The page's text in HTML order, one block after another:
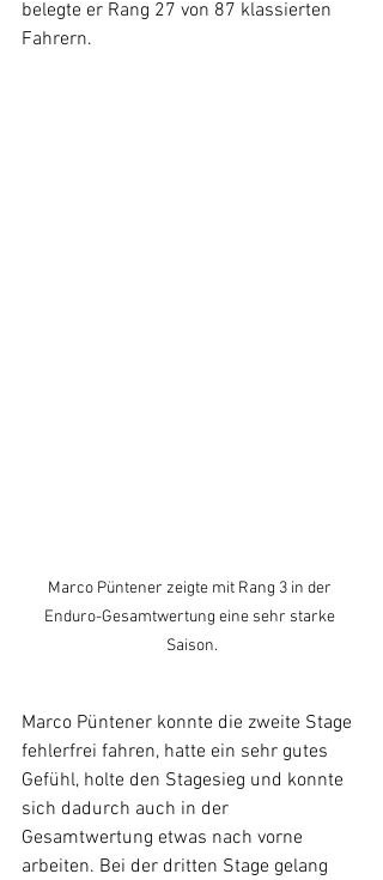
belegte er Rang 27 von 87 klassierten
Fahrern.
Marco Püntener zeigte mit Rang 3 in der
Enduro-Gesamtwertung eine sehr starke
Saison.
Marco Püntener konnte die zweite Stage
fehlerfrei fahren, hatte ein sehr gutes
Gefühl, holte den Stagesieg und konnte
sich dadurch auch in der
Gesamtwertung etwas nach vorne
arbeiten. Bei der dritten Stage gelang